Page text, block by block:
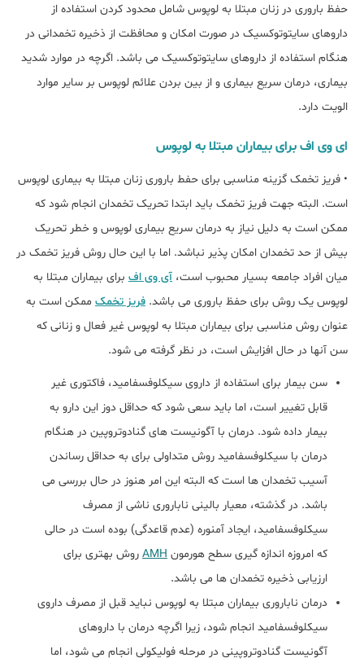
حفظ باروری در زنان مبتلا به لوپوس شامل محدود کردن استفاده از
داروهای سایتوتوکسیک در صورت امکان و محافظت از ذخیره تخمدانی در
هنگام استفاده از داروهای سایتوتوکسیک می باشد. اگرچه در موارد شدید
بیماری، درمان سریع بیماری و از بین بردن علائم لوپوس بر سایر موارد
الویت دارد.
ای وی اف برای بیماران مبتلا به لوپوس
• فریز تخمک گزینه مناسبی برای حفط باروری زنان مبتلا به بیماری لوپوس
است. البته جهت فریز تخمک باید ابتدا تحریک تخمدان انجام شود که
ممکن است به دلیل نیاز به درمان سریع بیماری لوپوس و خطر تحریک
بیش از حد تخمدان امکان پذیر نباشد. اما با این حال روش فریز تخمک در
میان افراد جامعه بسیار محبوب است، آی وی اف برای بیماران مبتلا به
لوپوس یک روش برای حفظ باروری می باشد. فریز تخمک ممکن است به
عنوان روش مناسبی برای بیماران مبتلا به لوپوس غیر فعال و زنانی که
سن آنها در حال افزایش است، در نظر گرفته می شود.
سن بیمار برای استفاده از داروی سیکلوفسفامید، فاکتوری غیر
قابل تغییر است، اما باید سعی شود که حداقل دوز این دارو به
بیمار داده شود. درمان با آگونیست های گنادوتروپین در هنگام
درمان با سیکلوفسفامید روش متداولی برای به حداقل رساندن
آسیب تخمدان ها است که البته این امر هنوز در حال بررسی می
باشد. در گذشته، معیار بالینی ناباروری ناشی از مصرف
سیکلوفسفامید، ایجاد آمنوره (عدم قاعدگی) بوده است در حالی
که امروزه اندازه گیری سطح هورمون AMH روش بهتری برای
ارزیابی ذخیره تخمدان ها می باشد.
درمان ناباروری بیماران مبتلا به لوپوس نباید قبل از مصرف داروی
سیکلوفسفامید انجام شود، زیرا اگرچه درمان با داروهای
آگونیست گنادوتروپینی در مرحله فولیکولی انجام می شود، اما